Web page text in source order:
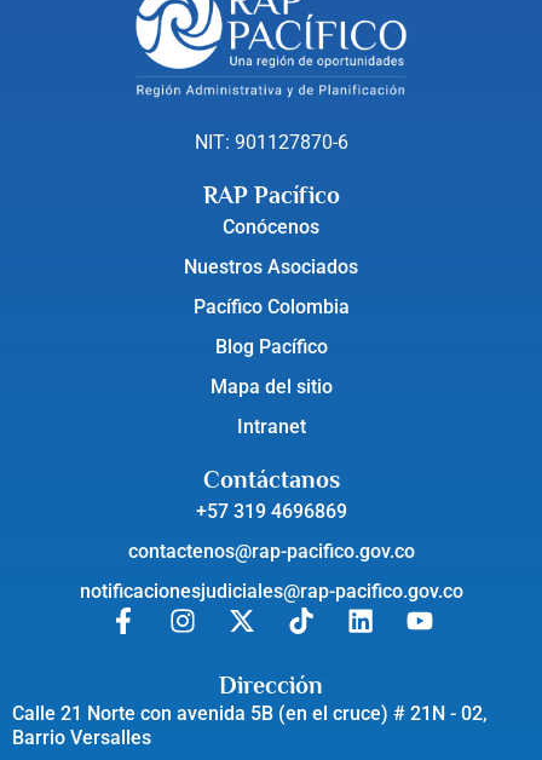
NIT: 901127870-6
RAP Pacífico
Conócenos
Nuestros Asociados
Pacífico Colombia
Blog Pacífico
Mapa del sitio
Intranet
Contáctanos
+57 319 4696869
contactenos@rap-pacifico.gov.co
notificacionesjudiciales@rap-pacifico.gov.co
Dirección
Calle 21 Norte con avenida 5B (en el cruce) # 21N - 02,
Barrio Versalles